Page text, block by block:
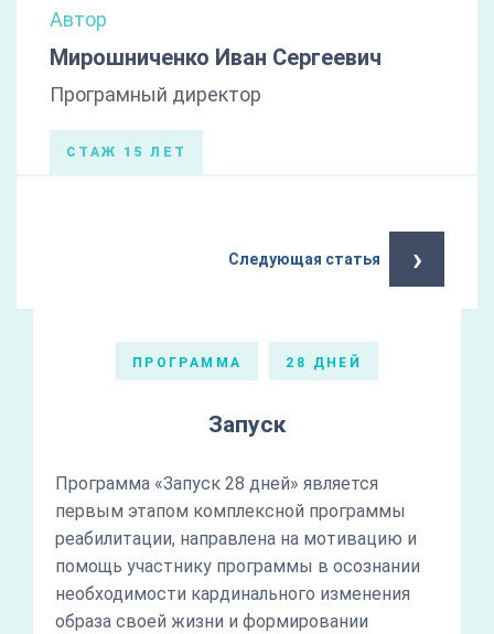
Автор
Мирошниченко Иван Сергеевич
Програмный директор
СТАЖ 15 ЛЕТ
Следующая статья ›
ПРОГРАММА 28 ДНЕЙ
Запуск
Программа «Запуск 28 дней» является
первым этапом комплексной программы
реабилитации, направлена на мотивацию и
помощь участнику программы в осознании
необходимости кардинального изменения
образа своей жизни и формировании